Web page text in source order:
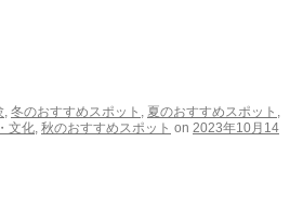
冬のおすすめスポット 夏のおすすめスポット
文化 秋のおすすめスポット on 2023年10月14